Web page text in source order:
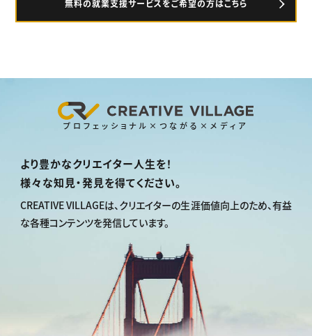
無料の就業支援サービスをご希望の方はこちら
プロフェッショナル×つながる×メディア
より豊かなクリエイター人生を！
様々な知見・発見を得てください。
CREATIVE VILLAGEは、クリエイターの生涯価値向上のため、有益
な各種コンテンツを発信しています。